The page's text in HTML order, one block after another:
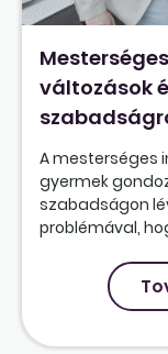
változások
A mesterséges
gyermek
szabadságon
problémával,